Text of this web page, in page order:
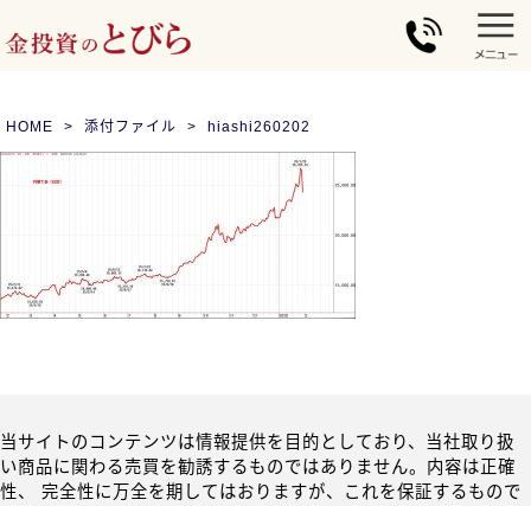
HOME 添付ファイル hiashi260202
当サイトのコンテンツは情報提供を目的としており、当社取り扱
い商品に関わる売買を勧誘するものではありません。内容は正確
性、 完全性に万全を期してはおりますが、これを保証するもので